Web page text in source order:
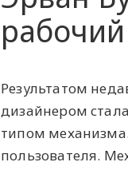
Результатом
дизайнером
типом механизма.
пользователя.